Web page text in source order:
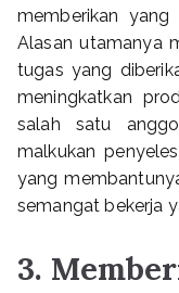
memberikan yang
Alasan utamanya
tugas yang
meningkatkan
salah satu
malkukan
yang
semangat bekerja
3.